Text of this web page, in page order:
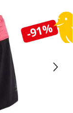
-91%